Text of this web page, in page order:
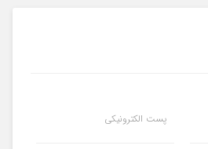
پست الکترونیکی